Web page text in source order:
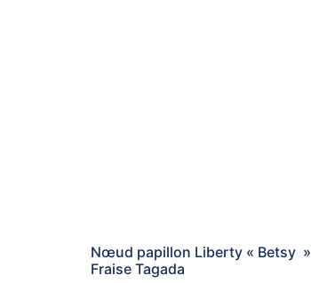
Nœud papillon Liberty « Betsy »
Fraise Tagada